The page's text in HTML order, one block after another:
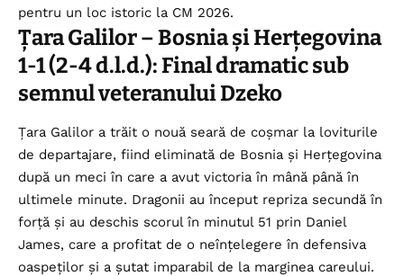
pentru un loc istoric la CM 2026.
Țara Galilor – Bosnia și Herțegovina
1-1 (2-4 d.l.d.): Final dramatic sub
semnul veteranului Dzeko
Țara Galilor a trăit o nouă seară de coșmar la loviturile
de departajare, fiind eliminată de Bosnia și Herțegovina
după un meci în care a avut victoria în mână până în
ultimele minute. Dragonii au început repriza secundă în
forță și au deschis scorul în minutul 51 prin Daniel
James, care a profitat de o neînțelegere în defensiva
oaspeților și a șutat imparabil de la marginea careului.